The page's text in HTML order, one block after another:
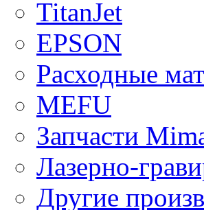
TitanJet
EPSON
Расходные
MEFU
Запчасти
Лазерно-
Другие